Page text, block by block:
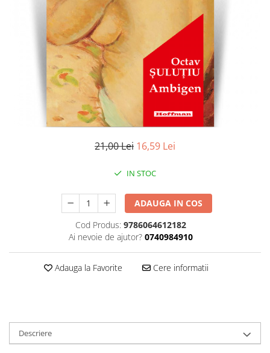
Literatura
Contemporana
Universala
Non-fictiune
Publicistica / Reportaje / Interviuri
Sociologie si filozofie
21,00 Lei 16,59 Lei
IN STOC
ADAUGA IN COS
Cod Produs: 9786064612182
Ai nevoie de ajutor? 0740984910
Adauga la Favorite Cere informatii
Descriere